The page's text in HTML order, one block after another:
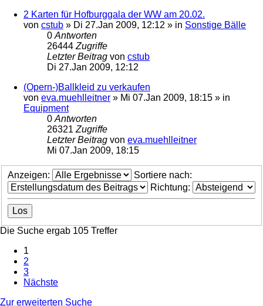
2 Karten für Hofburggala der WW am 20.02.
von cstub » Di 27.Jan 2009, 12:12 » in Sonstige Bälle
0 Antworten
26444 Zugriffe
Letzter Beitrag von cstub
Di 27.Jan 2009, 12:12
(Opern-)Ballkleid zu verkaufen
von eva.muehlleitner » Mi 07.Jan 2009, 18:15 » in
Equipment
0 Antworten
26321 Zugriffe
Letzter Beitrag von eva.muehlleitner
Mi 07.Jan 2009, 18:15
Anzeigen:
Sortiere nach:
Richtung:
Die Suche ergab 105 Treffer
1
2
3
Nächste
Zur erweiterten Suche